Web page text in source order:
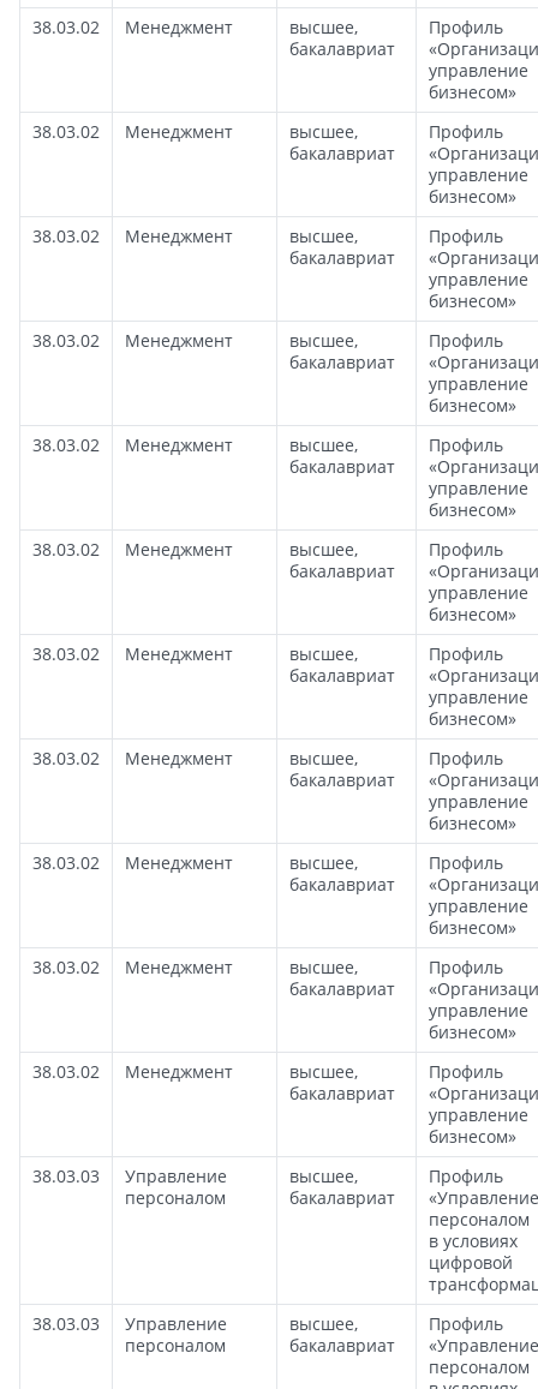
38.03.02
Менеджмент
высшее,
бакалавриат
Профиль
управление
бизнесом»
38.03.02
Менеджмент
высшее,
бакалавриат
Профиль
управление
бизнесом»
38.03.02
Менеджмент
высшее,
бакалавриат
Профиль
управление
бизнесом»
38.03.02
Менеджмент
высшее,
бакалавриат
Профиль
управление
бизнесом»
38.03.02
Менеджмент
высшее,
бакалавриат
Профиль
управление
бизнесом»
38.03.02
Менеджмент
высшее,
бакалавриат
Профиль
управление
бизнесом»
38.03.02
Менеджмент
высшее,
бакалавриат
Профиль
управление
бизнесом»
38.03.02
Менеджмент
высшее,
бакалавриат
Профиль
управление
бизнесом»
38.03.02
Менеджмент
высшее,
бакалавриат
Профиль
управление
бизнесом»
38.03.02
Менеджмент
высшее,
бакалавриат
Профиль
управление
бизнесом»
38.03.02
Менеджмент
высшее,
бакалавриат
Профиль
управление
бизнесом»
38.03.03
Управление
персоналом
высшее,
бакалавриат
Профиль
«Управление
персоналом
в условиях
цифровой
38.03.03
Управление
персоналом
высшее,
бакалавриат
Профиль
«Управление
персоналом